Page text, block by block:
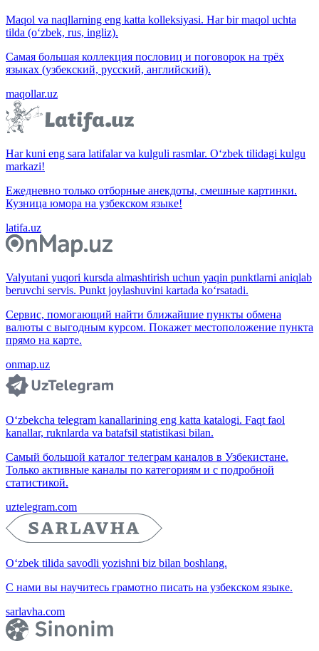
Maqol va naqllarning eng katta kolleksiyasi. Har bir maqol uchta
tilda (o‘zbek, rus, ingliz).
Самая большая коллекция пословиц и поговорок на трёх
языках (узбекский, русский, английский).
maqollar.uz
Har kuni eng sara latifalar va kulguli rasmlar. O‘zbek tilidagi kulgu
markazi!
Ежедневно только отборные анекдоты, смешные картинки.
Кузница юмора на узбекском языке!
latifa.uz
Valyutani yuqori kursda almashtirish uchun yaqin punktlarni aniqlab
beruvchi servis. Punkt joylashuvini kartada ko‘rsatadi.
Сервис, помогающий найти ближайшие пункты обмена
валюты с выгодным курсом. Покажет местоположение пункта
прямо на карте.
onmap.uz
O‘zbekcha telegram kanallarining eng katta katalogi. Faqt faol
kanallar, ruknlarda va batafsil statistikasi bilan.
Самый большой каталог телеграм каналов в Узбекистане.
Только активные каналы по категориям и с подробной
статистикой.
uztelegram.com
O‘zbek tilida savodli yozishni biz bilan boshlang.
С нами вы научитесь грамотно писать на узбекском языке.
sarlavha.com